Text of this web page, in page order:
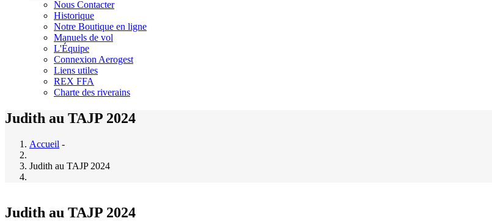
Nous Contacter
Historique
Notre Boutique en ligne
Manuels de vol
L'Équipe
Connexion Aerogest
Liens utiles
REX FFA
Charte des riverains
Judith au TAJP 2024
Accueil -
Judith au TAJP 2024
Judith au TAJP 2024